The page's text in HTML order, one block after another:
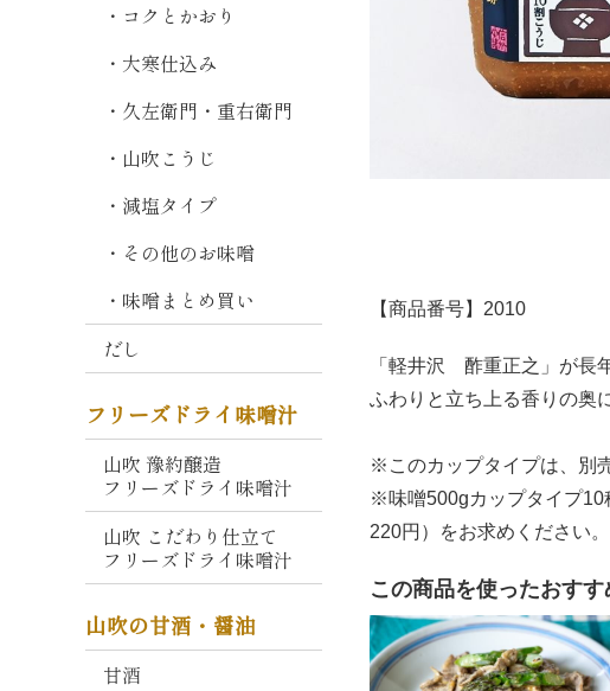
雪
中
熟
毎
の
味
噌
山
吹
こ
が
ね
コ
ク
と
【商品番号】2010
「軽井沢 酢重正之」が長
ふわりと立ち上る香りの奥
※このカップタイプは、別
※味噌500gカップタイプ10
220円）をお求めください。
この商品を使ったおす
・コクとかおり
・大寒仕込み
・久左衛門・重右衛門
・山吹こうじ
・減塩タイプ
・その他のお味噌
・味噌まとめ買い
だし
フリーズドライ味噌汁
山吹 豫約醸造
フリーズドライ味噌汁
山吹 こだわり仕立て
フリーズドライ味噌汁
山吹の甘酒・醤油
甘酒